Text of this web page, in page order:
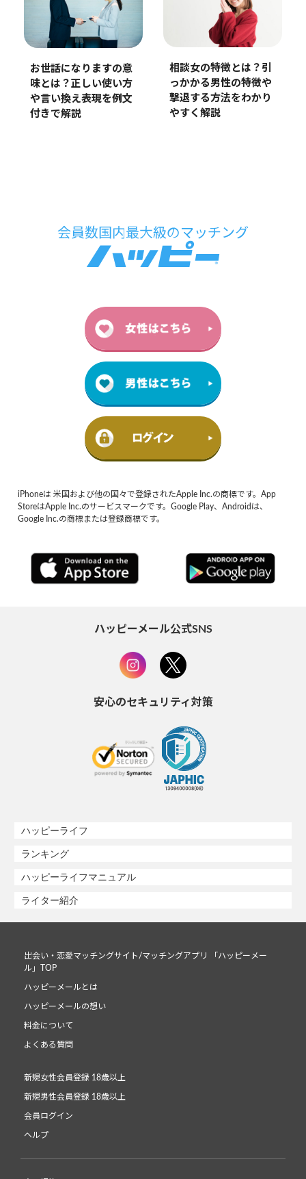
お世話になりますの意
味とは？正しい使い方
や言い換え表現を例文
付きで解説
相談女の特徴とは？引
っかかる男性の特徴や
撃退する方法をわかり
やすく解説
iPhoneは 米国および他の国々で登録されたApple Inc.の商標です。App
StoreはApple Inc.のサービスマークです。Google Play、Androidは、
Google Inc.の商標または登録商標です。
ハッピーメール公式SNS
安心のセキュリティ対策
ハッピーライフ
ランキング
ハッピーライフマニュアル
ライター紹介
出会い・恋愛マッチングサイト/マッチングアプリ 「ハッピーメー
ル」TOP
ハッピーメールとは
ハッピーメールの想い
料金について
よくある質問
新規女性会員登録 18歳以上
新規男性会員登録 18歳以上
会員ログイン
ヘルプ